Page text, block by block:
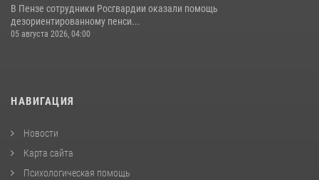
В Пензе сотрудники Росгвардии оказали помощь
дезориентированному пенси...
05 августа 2026, 04:00
НАВИГАЦИЯ
Новости
Карта сайта
Психологическая помощь